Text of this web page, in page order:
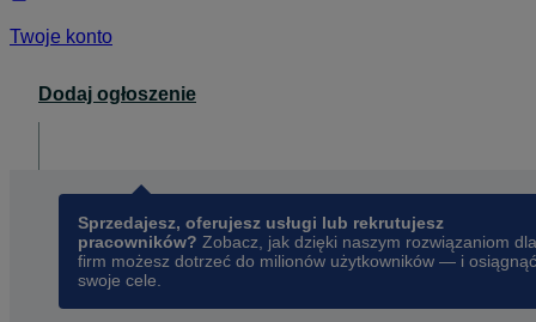
Twoje konto
Dodaj ogłoszenie
Sprzedajesz, oferujesz usługi lub rekrutujesz
pracowników? Zobacz, jak dzięki naszym rozwiązaniom dla
firm możesz dotrzeć do milionów użytkowników — i osiągnąć
swoje cele.